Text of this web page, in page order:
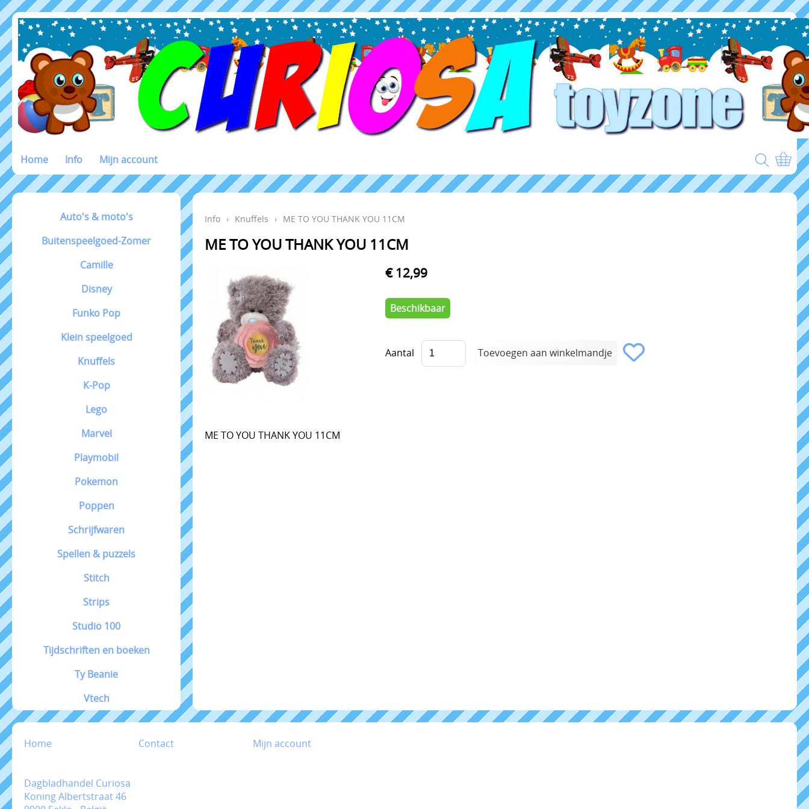
Home Info Mijn account
Auto's & moto's
Buitenspeelgoed-Zomer
Camille
Disney
Funko Pop
Klein speelgoed
Knuffels
K-Pop
Lego
Marvel
Playmobil
Pokemon
Poppen
Schrijfwaren
Spellen & puzzels
Stitch
Strips
Studio 100
Tijdschriften en boeken
Ty Beanie
Vtech
Info › Knuffels › ME TO YOU THANK YOU 11CM
ME TO YOU THANK YOU 11CM
€ 12,99
Beschikbaar
Aantal
ME TO YOU THANK YOU 11CM
Home Contact Mijn account
Dagbladhandel Curiosa
Koning Albertstraat 46